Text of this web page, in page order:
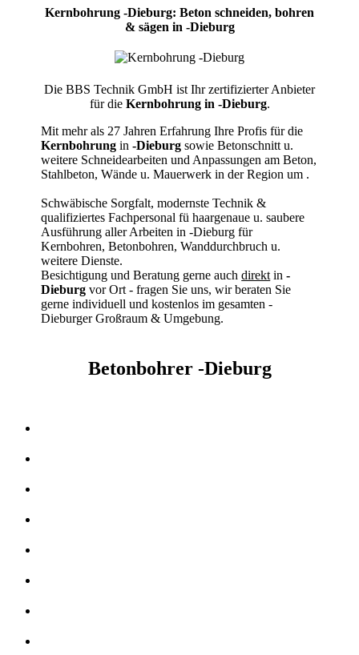
Kernbohrung -Dieburg: Beton schneiden, bohren
& sägen in -Dieburg
Die BBS Technik GmbH ist Ihr zertifizierter Anbieter
für die Kernbohrung in -Dieburg.
Mit mehr als 27 Jahren Erfahrung Ihre Profis für die
Kernbohrung in-Dieburg sowie Betonschnitt u.
weitere Schneidearbeiten und Anpassungen am Beton,
Stahlbeton, Wände u. Mauerwerk in der Region um .
Schwäbische Sorgfalt, modernste Technik &
qualifiziertes Fachpersonalfü haargenaue u. saubere
Ausführung aller Arbeitenin -Dieburg für
Kernbohren, Betonbohren, Wanddurchbruch u.
weitere Dienste.
Besichtigung und Beratung gerne auchdirekt in-
Dieburg vor Ort - fragen Sie uns, wir beraten Sie
gerne individuell und kostenlos im gesamten -
Dieburger Großraum & Umgebung.
Betonbohrer -Dieburg